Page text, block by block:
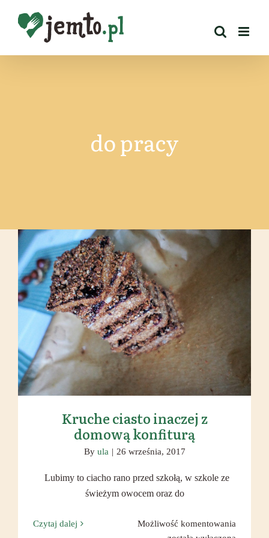
zawartości
do pracy
Kruche ciasto inaczej z domową
konfiturą
Kruche ciasto inaczej z
domową konfiturą
By ula | 26 września, 2017
Lubimy to ciacho rano przed szkołą, w szkole ze
świeżym owocem oraz do
Czytaj dalej Możliwość komentowania